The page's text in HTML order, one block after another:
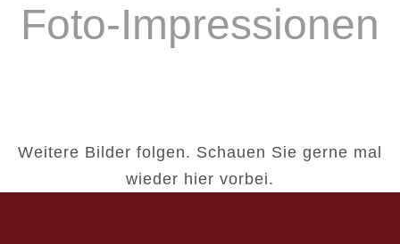
Foto-Impressionen
Weitere Bilder folgen. Schauen Sie gerne mal
wieder hier vorbei.